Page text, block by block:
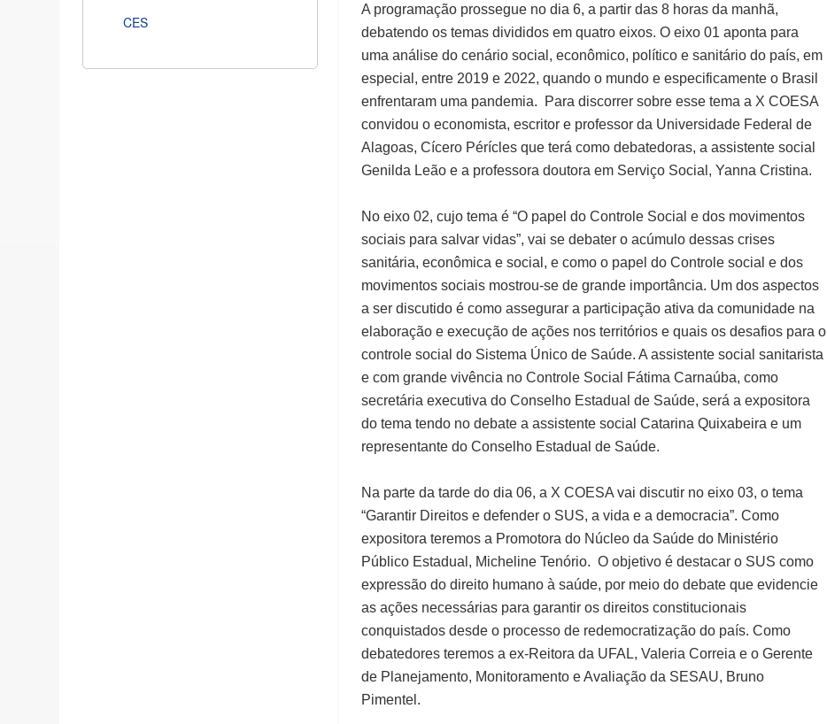
A programação prossegue no dia 6, a partir das 8 horas da manhã,
debatendo os temas divididos em quatro eixos. O eixo 01 aponta para
uma análise do cenário social, econômico, político e sanitário do país, em
especial, entre 2019 e 2022, quando o mundo e especificamente o Brasil
enfrentaram uma pandemia. Para discorrer sobre esse tema a X COESA
convidou o economista, escritor e professor da Universidade Federal de
Alagoas, Cícero Pérícles que terá como debatedoras, a assistente social
Genilda Leão e a professora doutora em Serviço Social, Yanna Cristina.
No eixo 02, cujo tema é “O papel do Controle Social e dos movimentos
sociais para salvar vidas”, vai se debater o acúmulo dessas crises
sanitária, econômica e social, e como o papel do Controle social e dos
movimentos sociais mostrou-se de grande importância. Um dos aspectos
a ser discutido é como assegurar a participação ativa da comunidade na
elaboração e execução de ações nos territórios e quais os desafios para o
controle social do Sistema Único de Saúde. A assistente social sanitarista
e com grande vivência no Controle Social Fátima Carnaúba, como
secretária executiva do Conselho Estadual de Saúde, será a expositora
do tema tendo no debate a assistente social Catarina Quixabeira e um
representante do Conselho Estadual de Saúde.
Na parte da tarde do dia 06, a X COESA vai discutir no eixo 03, o tema
“Garantir Direitos e defender o SUS, a vida e a democracia”. Como
expositora teremos a Promotora do Núcleo da Saúde do Ministério
Público Estadual, Micheline Tenório. O objetivo é destacar o SUS como
expressão do direito humano à saúde, por meio do debate que evidencie
as ações necessárias para garantir os direitos constitucionais
conquistados desde o processo de redemocratização do país. Como
debatedores teremos a ex-Reitora da UFAL, Valeria Correia e o Gerente
de Planejamento, Monitoramento e Avaliação da SESAU, Bruno
Pimentel.
CES